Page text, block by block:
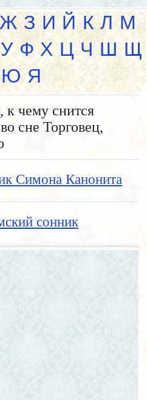
З И Й К Л М
У Ф Х Ц Ч Ш Щ
Ю Я
к чему снится
сне Торговец,
Симона Канонита
сонник